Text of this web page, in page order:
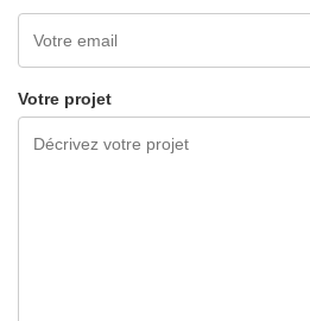
Votre projet